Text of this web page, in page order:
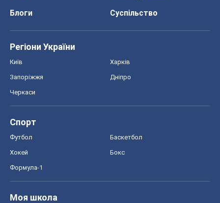
Блоги
Суспільство
Регіони України
Київ Харків
Запоріжжя Дніпро
Черкаси
Спорт
Футбол Баскетбол
Хокей Бокс
Формула-1
Моя школа